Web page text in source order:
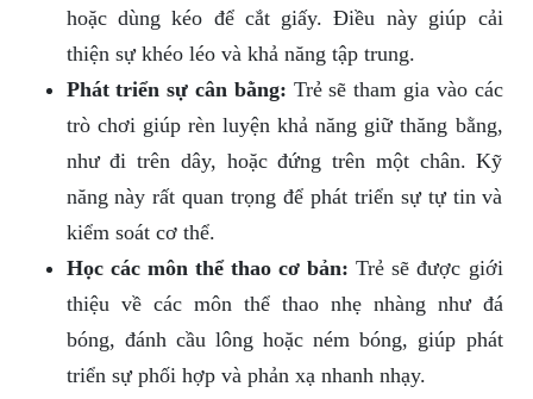
hoặc dùng kéo để cắt giấy. Điều này giúp cải
thiện sự khéo léo và khả năng tập trung.
Phát triển sự cân bằng: Trẻ sẽ tham gia vào các
trò chơi giúp rèn luyện khả năng giữ thăng bằng,
như đi trên dây, hoặc đứng trên một chân. Kỹ
năng này rất quan trọng để phát triển sự tự tin và
kiểm soát cơ thể.
Học các môn thể thao cơ bản: Trẻ sẽ được giới
thiệu về các môn thể thao nhẹ nhàng như đá
bóng, đánh cầu lông hoặc ném bóng, giúp phát
triển sự phối hợp và phản xạ nhanh nhạy.